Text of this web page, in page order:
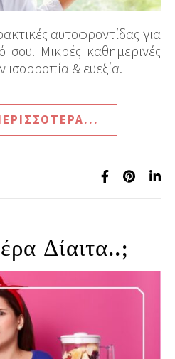
Μικρές καθημερινές
ισορροπία & ευεξία.
Δίαιτα..;